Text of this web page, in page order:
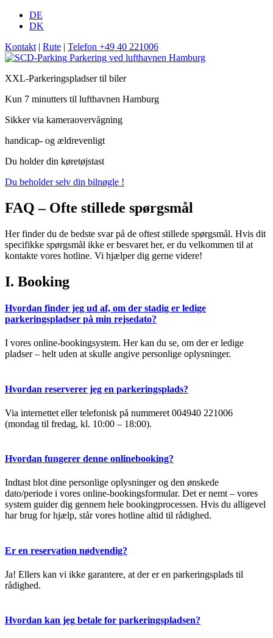
DE
DK
Kontakt | Rute | Telefon +49 40 221006
Parkering ved lufthavnen Hamburg
XXL-Parkeringspladser til biler
Kun 7 minutters til lufthavnen Hamburg
Sikker via kameraovervågning
handicap- og ældrevenligt
Du holder din køretøjstast
Du beholder selv din bilnøgle !
FAQ – Ofte stillede spørgsmål
Her finder du de bedste svar på de oftest stillede spørgsmål. Hvis dit
specifikke spørgsmål ikke er besvaret her, er du velkommen til at
kontakte vores hotline. Vi hjælper dig gerne videre!
I. Booking
Hvordan finder jeg ud af, om der stadig er ledige
parkeringspladser på min rejsedato?
I vores online-bookingsystem. Her kan du se, om der er ledige
pladser – helt uden at skulle angive personlige oplysninger.
Hvordan reserverer jeg en parkeringsplads?
Via internettet eller telefonisk på nummeret 004940 221006
(mondag til fredag, kl. 10:00 – 18:00).
Hvordan fungerer denne onlinebooking?
Indtast blot dine personlige oplysninger og den ønskede
dato/periode i vores online-bookingsformular. Det er nemt – vores
system guider dig gennem hele bookingprocessen. Hvis du alligevel
har brug for hjælp, står vores hotline altid til rådighed.
Er en reservation nødvendig?
Ja! Ellers kan vi ikke garantere, at der er en parkeringsplads til
rådighed.
Hvordan kan jeg betale for parkeringspladsen?